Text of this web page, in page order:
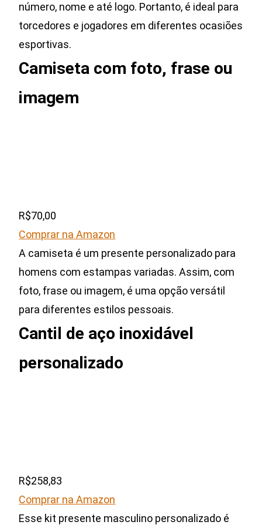
número, nome e até logo. Portanto, é ideal para
torcedores e jogadores em diferentes ocasiões
esportivas.
Camiseta com foto, frase ou
imagem
R$70,00
Comprar na Amazon
A camiseta é um presente personalizado para
homens com estampas variadas. Assim, com
foto, frase ou imagem, é uma opção versátil
para diferentes estilos pessoais.
Cantil de aço inoxidável
personalizado
R$258,83
Comprar na Amazon
Esse kit presente masculino personalizado é